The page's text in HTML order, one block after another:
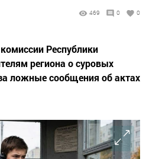
469 0 0
Республики
региона о суровых
ложные сообщения об актах